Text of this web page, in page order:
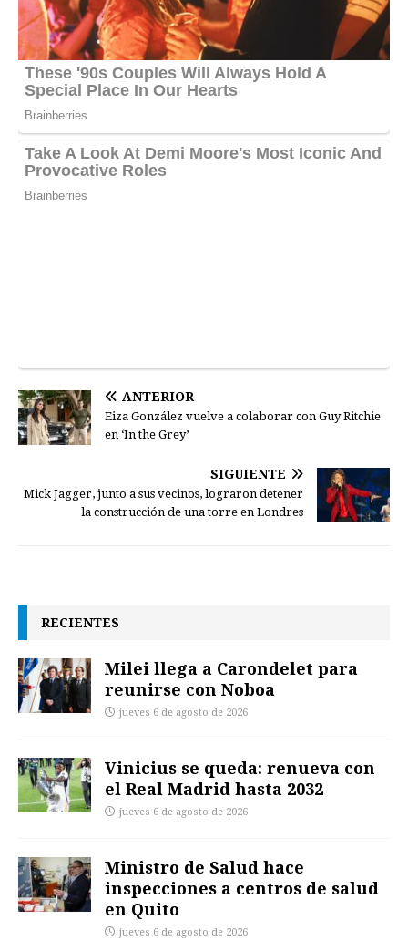
ANTERIOR
Eiza González vuelve a colaborar con Guy Ritchie
en ‘In the Grey’
SIGUIENTE
Mick Jagger, junto a sus vecinos, lograron detener
la construcción de una torre en Londres
RECIENTES
Milei llega a Carondelet para
reunirse con Noboa
jueves 6 de agosto de 2026
Vinicius se queda: renueva con
el Real Madrid hasta 2032
jueves 6 de agosto de 2026
Ministro de Salud hace
inspecciones a centros de salud
en Quito
jueves 6 de agosto de 2026